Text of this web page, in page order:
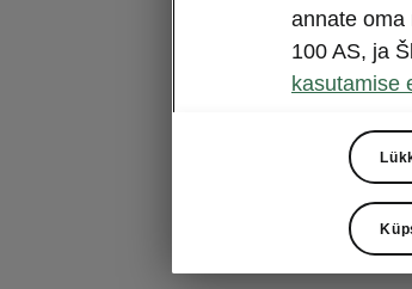
annate oma
100 AS, ja
kasutamise